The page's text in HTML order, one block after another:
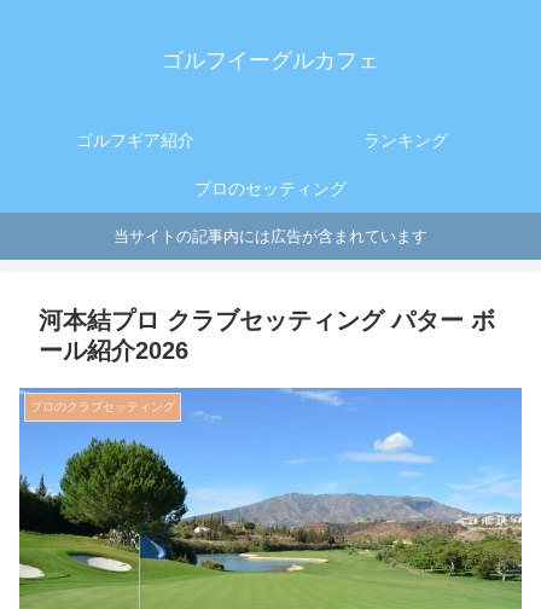
ゴルフイーグルカフェ
ゴルフギア紹介 ランキング
プロのセッティング
当サイトの記事内には広告が含まれています
河本結プロ クラブセッティング パター ボ
ール紹介2026
プロのクラブセッティング